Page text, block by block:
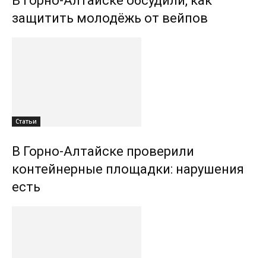
защитить молодёжь от вейпов
Статьи
В Горно-Алтайске проверили
контейнерные площадки: нарушения
есть